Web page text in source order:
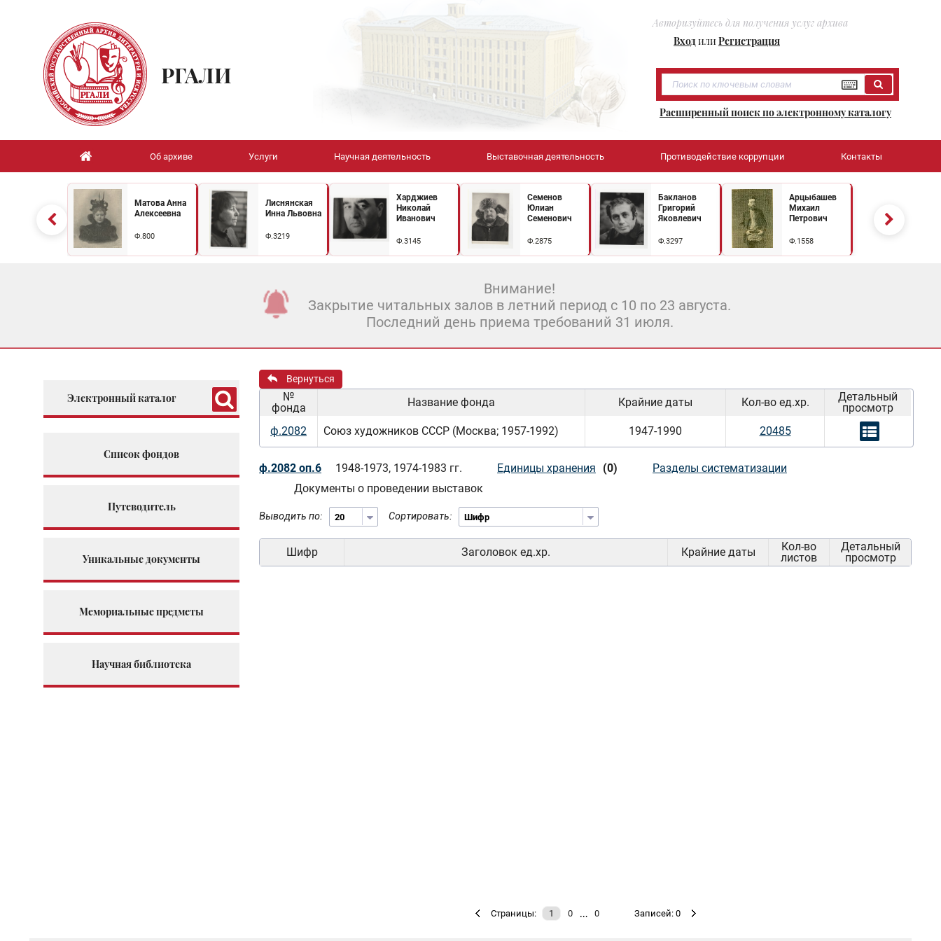
Авторизуйтесь для получения услуг архива
ВходилиРегистрация
РГАЛИ
Расширенный поиск по электронному каталогу
Об архиве Услуги Научная деятельность Выставочная деятельность Противодействие коррупции Контакты
Матова Анна
Алексеевна
Ф.800
Лиснянская
Инна Львовна
Ф.3219
Харджиев
Николай
Иванович
Ф.3145
Семенов
Юлиан
Семенович
Ф.2875
Бакланов
Григорий
Яковлевич
Ф.3297
Арцыбашев
Михаил
Петрович
Ф.1558
Внимание!
Закрытие читальных залов в летний период с 10 по 23 августа.
Последний день приема требований 31 июля.
Электронный каталог
Список фондов
Путеводитель
Уникальные документы
Мемориальные предметы
Научная библиотека
Вернуться
№
фонда
Название фонда Крайние даты Кол-во ед.хр.
Детальный
просмотр
ф.2082
Союз художников СССР (Москва; 1957-1992) 1947-1990 20485
ф.2082 оп.6 1948-1973, 1974-1983 гг. Единицы хранения (0)
Разделы систематизации
Документы о проведении выставок
Выводить по: Сортировать:
Шифр Заголовок ед.хр. Крайние даты
Кол-во
листов
Детальный
просмотр
Страницы: 1 0 … 0 Записей: 0